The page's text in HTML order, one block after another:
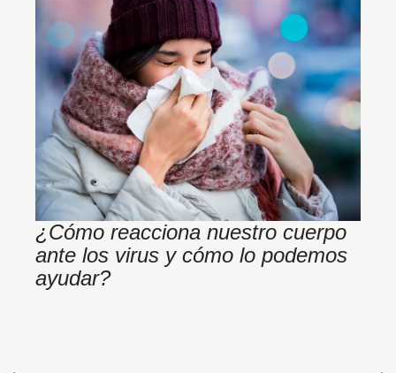
¿Cómo reacciona nuestro cuerpo
ante los virus y cómo lo podemos
ayudar?